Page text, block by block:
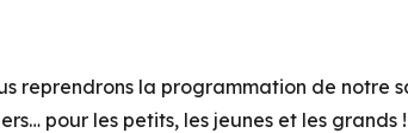
reprendrons la programmation de notre
pour les petits, les jeunes et les grands !